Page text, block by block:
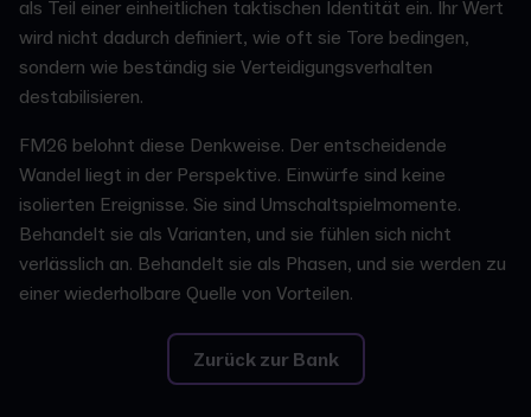
als Teil einer einheitlichen taktischen Identität ein. Ihr Wert
wird nicht dadurch definiert, wie oft sie Tore bedingen,
sondern wie beständig sie Verteidigungsverhalten
destabilisieren.
FM26 belohnt diese Denkweise. Der entscheidende
Wandel liegt in der Perspektive. Einwürfe sind keine
isolierten Ereignisse. Sie sind Umschaltspielmomente.
Behandelt sie als Varianten, und sie fühlen sich nicht
verlässlich an. Behandelt sie als Phasen, und sie werden zu
einer wiederholbare Quelle von Vorteilen.
Zurück zur Bank